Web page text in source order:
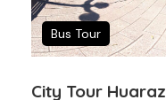
Bus Tour
City Tour Huaraz